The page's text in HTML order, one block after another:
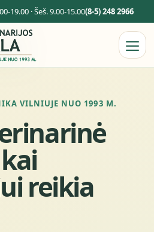
19.00 · Šeš. 9.00-15.00(8-5) 248 2966
VILNIUJE NUO 1993 M.
reikia